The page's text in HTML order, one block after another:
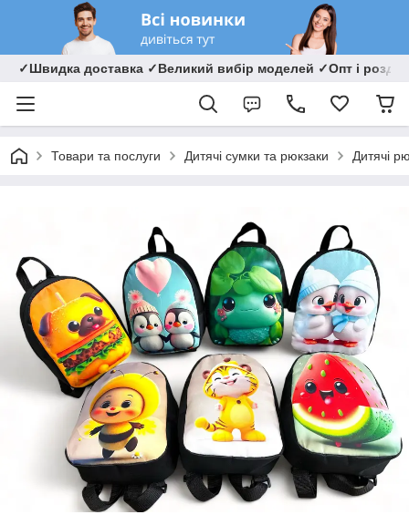
✓Швидка доставка ✓Великий вибір моделей ✓Опт і
Товари та послуги Дитячі сумки та рюкзаки Дитячі